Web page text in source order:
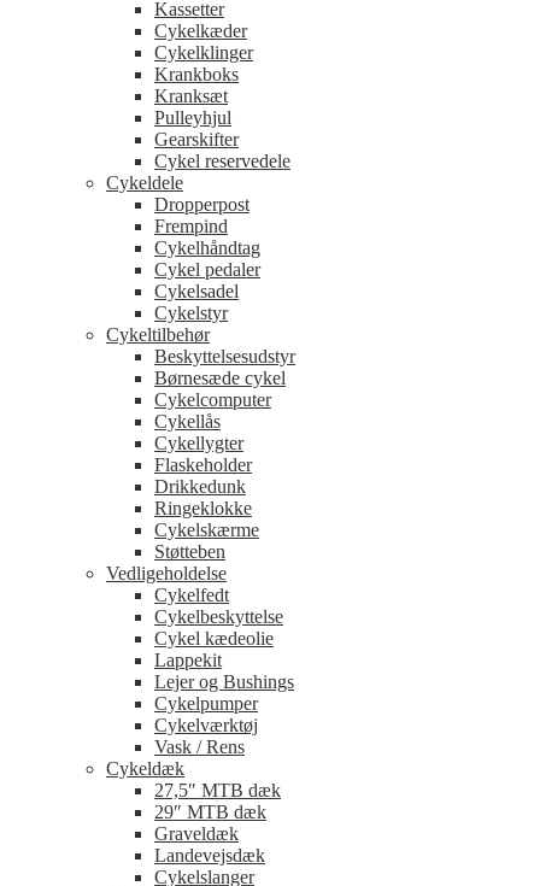
Kassetter
Cykelkæder
Cykelklinger
Krankboks
Kranksæt
Pulleyhjul
Gearskifter
Cykel reservedele
Cykeldele
Dropperpost
Frempind
Cykelhåndtag
Cykel pedaler
Cykelsadel
Cykelstyr
Cykeltilbehør
Beskyttelsesudstyr
Børnesæde cykel
Cykelcomputer
Cykellås
Cykellygter
Flaskeholder
Drikkedunk
Ringeklokke
Cykelskærme
Støtteben
Vedligeholdelse
Cykelfedt
Cykelbeskyttelse
Cykel kædeolie
Lappekit
Lejer og Bushings
Cykelpumper
Cykelværktøj
Vask / Rens
Cykeldæk
27,5″ MTB dæk
29″ MTB dæk
Graveldæk
Landevejsdæk
Cykelslanger